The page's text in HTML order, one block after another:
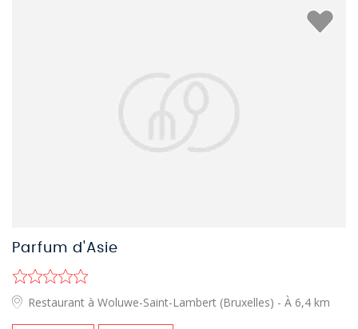
Parfum d'Asie
Restaurant à Woluwe-Saint-Lambert (Bruxelles) - À 6,4 km